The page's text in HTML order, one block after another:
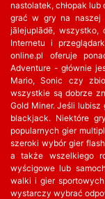
nastolatek, chłopak
grać w gry na naszej
jālejuplādē, wszystko,
Internetu i
online.pl oferuje
Adventure - głównie
Mario, Sonic czy
wszystkie są dobrze
Gold Miner. Jeśli
blackjack. Niektóre
popularnych gier
szeroki wybór gier
a także wszelkiego
wyścigowe lub
walki i gier
wystarczy wybrać